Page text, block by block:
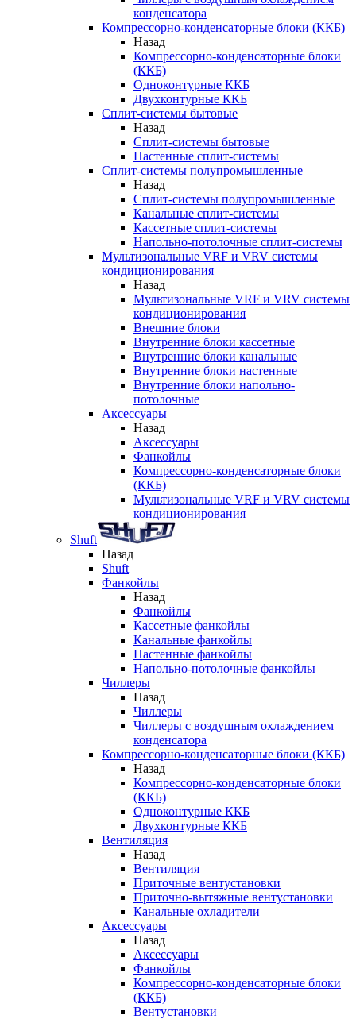
конденсатора
Компрессорно-конденсаторные блоки (ККБ)
Назад
Компрессорно-конденсаторные блоки
(ККБ)
Одноконтурные ККБ
Двухконтурные ККБ
Сплит-системы бытовые
Назад
Сплит-системы бытовые
Настенные сплит-системы
Сплит-системы полупромышленные
Назад
Сплит-системы полупромышленные
Канальные сплит-системы
Кассетные сплит-системы
Напольно-потолочные сплит-системы
Мультизональные VRF и VRV системы
кондиционирования
Назад
Мультизональные VRF и VRV системы
кондиционирования
Внешние блоки
Внутренние блоки кассетные
Внутренние блоки канальные
Внутренние блоки настенные
Внутренние блоки напольно-
потолочные
Аксессуары
Назад
Аксессуары
Фанкойлы
Компрессорно-конденсаторные блоки
(ККБ)
Мультизональные VRF и VRV системы
кондиционирования
Shuft
Назад
Shuft
Фанкойлы
Назад
Фанкойлы
Кассетные фанкойлы
Канальные фанкойлы
Настенные фанкойлы
Напольно-потолочные фанкойлы
Чиллеры
Назад
Чиллеры
Чиллеры с воздушным охлаждением
конденсатора
Компрессорно-конденсаторные блоки (ККБ)
Назад
Компрессорно-конденсаторные блоки
(ККБ)
Одноконтурные ККБ
Двухконтурные ККБ
Вентиляция
Назад
Вентиляция
Приточные вентустановки
Приточно-вытяжные вентустановки
Канальные охладители
Аксессуары
Назад
Аксессуары
Фанкойлы
Компрессорно-конденсаторные блоки
(ККБ)
Вентустановки